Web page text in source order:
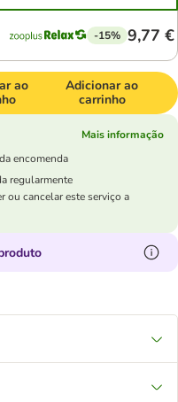
-15% 9,77 €
ao
Adicionar ao
carrinho
Mais informação
encomenda
regularmente
ou cancelar este serviço a